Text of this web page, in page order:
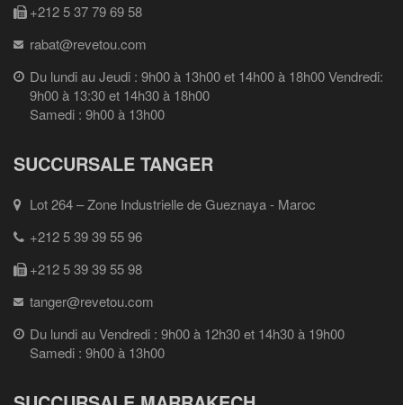
+212 5 37 79 69 58
rabat@revetou.com
Du lundi au Jeudi : 9h00 à 13h00 et 14h00 à 18h00 Vendredi:
9h00 à 13:30 et 14h30 à 18h00
Samedi : 9h00 à 13h00
SUCCURSALE TANGER
Lot 264 – Zone Industrielle de Gueznaya - Maroc
+212 5 39 39 55 96
+212 5 39 39 55 98
tanger@revetou.com
Du lundi au Vendredi : 9h00 à 12h30 et 14h30 à 19h00
Samedi : 9h00 à 13h00